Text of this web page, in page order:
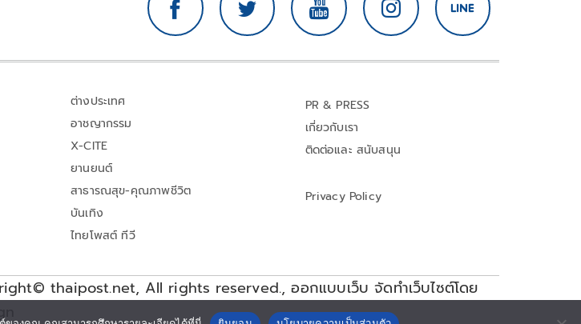
ต่างประเทศ
อาชญากรรม
X-CITE
ยานยนต์
สาธารณสุข-คุณภาพชีวิต
บันเทิง
ไทยโพสต์ ทีวี
PR & PRESS
เกี่ยวกับเรา
ติดต่อและ สนับสนุน
Privacy Policy
thaipost.net, All rights reserved.,ออกแบบเว็บ จัดทำเว็บไซต์โดย